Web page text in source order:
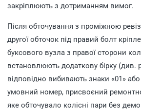
закріплюють з дотриманням вимог.
Після обточування з проміжною
другої обточок під правий болт
буксового вузла з правої сторони
встановлюють додаткову бірку (див.
відповідно вибивають знаки «01» або
умовний номер, присвоєний
яке обточувало колісні пари без